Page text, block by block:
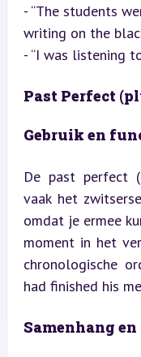
- “The students
writing on the
- “I was listening
Past Perfect
Gebruik en
De past perfect
vaak het
omdat je ermee
moment in het
chronologische
had finished his
Samenhang